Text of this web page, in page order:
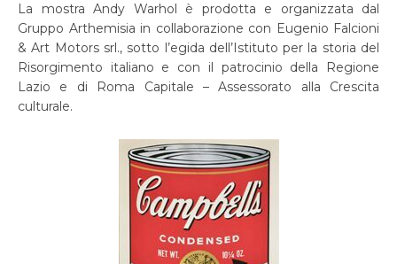
La mostra Andy Warhol è prodotta e organizzata dal
Gruppo Arthemisia in collaborazione con Eugenio Falcioni
& Art Motors srl., sotto l’egida dell’Istituto per la storia del
Risorgimento italiano e con il patrocinio della Regione
Lazio e di Roma Capitale – Assessorato alla Crescita
culturale.